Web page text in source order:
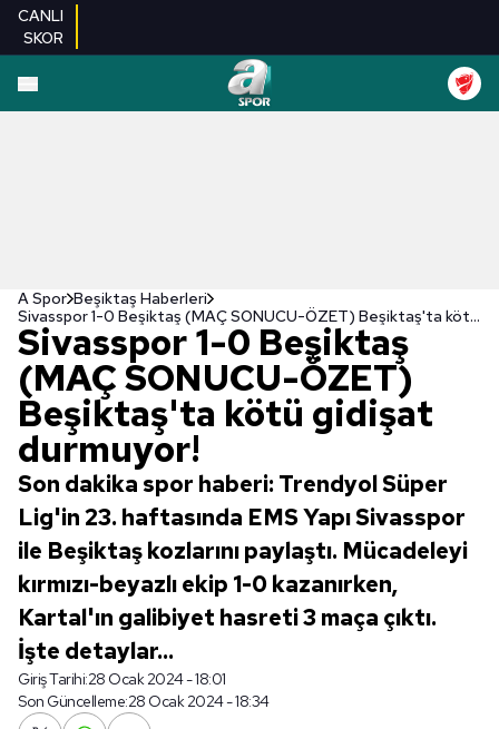
CANLI
SKOR
A Spor Beşiktaş Haberleri
Sivasspor 1-0 Beşiktaş (MAÇ SONUCU-ÖZET) Beşiktaş'ta kötü gidişat durmuyor!
Sivasspor 1-0 Beşiktaş
(MAÇ SONUCU-ÖZET)
Beşiktaş'ta kötü gidişat
durmuyor!
Son dakika spor haberi: Trendyol Süper
Lig'in 23. haftasında EMS Yapı Sivasspor
ile Beşiktaş kozlarını paylaştı. Mücadeleyi
kırmızı-beyazlı ekip 1-0 kazanırken,
Kartal'ın galibiyet hasreti 3 maça çıktı.
İşte detaylar...
Giriş Tarihi:28 Ocak 2024 - 18:01
Son Güncelleme:28 Ocak 2024 - 18:34